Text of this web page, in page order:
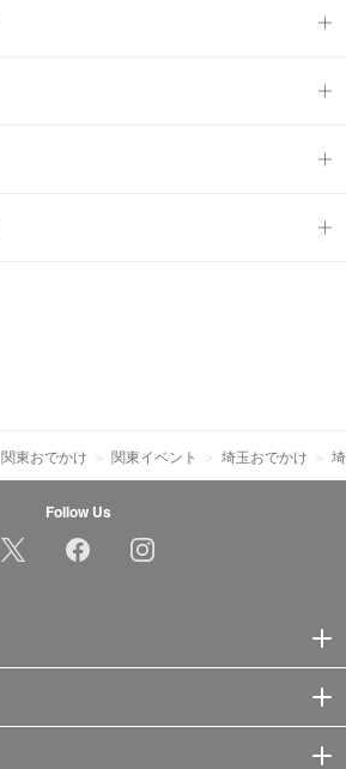
関東おでかけ 関東イベント 埼玉おでかけ
Follow Us